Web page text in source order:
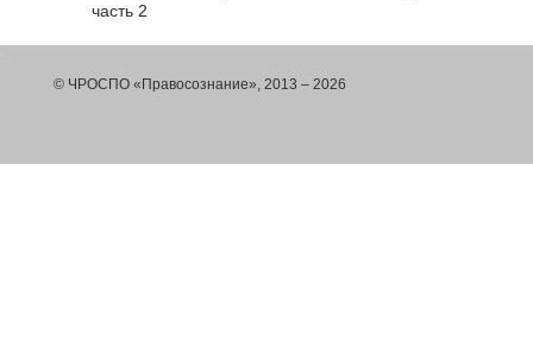
часть 2
© ЧРОСПО «Правосознание», 2013 – 2026